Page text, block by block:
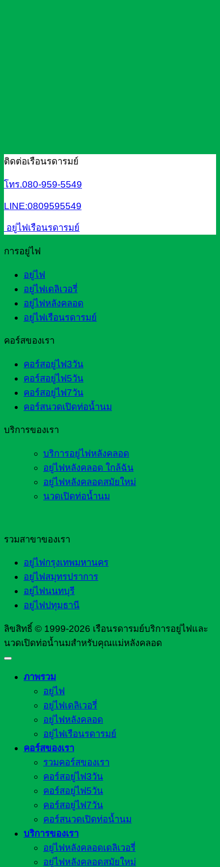
ติดต่อเรือนรดารมย์
โทร.080-959-5549
LINE:0809595549
อยู่ไฟเรือนรดารมย์
การอยู่ไฟ
อยู่ไฟ
อยู่ไฟเดลิเวอรี่
อยู่ไฟหลังคลอด
อยู่ไฟเรือนรดารมย์
คอร์สของเรา
คอร์สอยู่ไฟ3วัน
คอร์สอยู่ไฟ5วัน
คอร์สอยู่ไฟ7วัน
คอร์สนวดเปิดท่อน้ำนม
บริการของเรา
บริการอยู่ไฟหลังคลอด
อยู่ไฟหลังคลอด ใกล้ฉัน
อยู่ไฟหลังคลอดสมัยใหม่
นวดเปิดท่อน้ำนม
รวมสาขาของเรา
อยู่ไฟกรุงเทพมหานคร
อยู่ไฟสมุทรปราการ
อยู่ไฟนนทบุรี
อยู่ไฟปทุมธานี
ลิขสิทธิ์ © 1999-2026 เรือนรดารมย์บริการอยู่ไฟและ
นวดเปิดท่อน้ำนมสำหรับคุณแม่หลังคลอด
ภาพรวม
อยู่ไฟ
อยู่ไฟเดลิเวอรี่
อยู่ไฟหลังคลอด
อยู่ไฟเรือนรดารมย์
คอร์สของเรา
รวมคอร์สของเรา
คอร์สอยู่ไฟ3วัน
คอร์สอยู่ไฟ5วัน
คอร์สอยู่ไฟ7วัน
คอร์สนวดเปิดท่อน้ำนม
บริการของเรา
อยู่ไฟหลังคลอดเดลิเวอรี่
อยู่ไฟหลังคลอดสมัยใหม่